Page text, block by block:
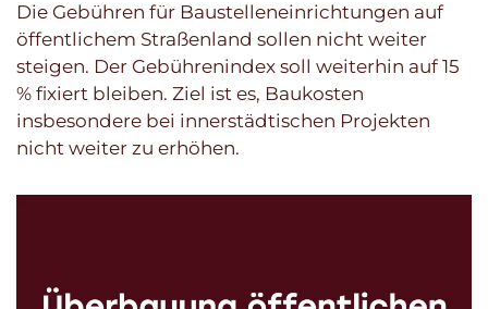
Die Gebühren für Baustelleneinrichtungen auf
öffentlichem Straßenland sollen nicht weiter
steigen. Der Gebührenindex soll weiterhin auf 15
% fixiert bleiben. Ziel ist es, Baukosten
insbesondere bei innerstädtischen Projekten
nicht weiter zu erhöhen.